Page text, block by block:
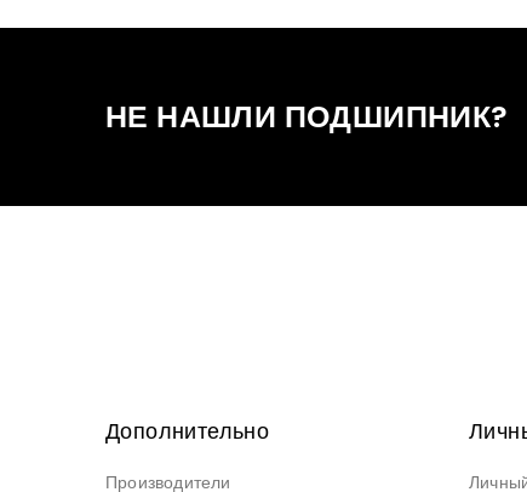
НЕ НАШЛИ ПОДШИПНИК?
Дополнительно
Производители